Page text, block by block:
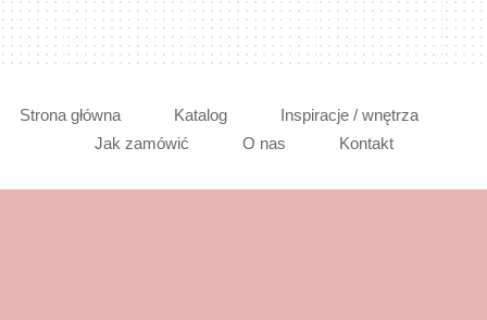
Strona główna Katalog
Inspiracje / wnętrza
Jak zamówić
O nas Kontakt